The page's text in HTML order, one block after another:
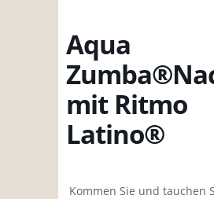
Aqua
mit Ritmo
Latino®
Kommen Sie und tauchen